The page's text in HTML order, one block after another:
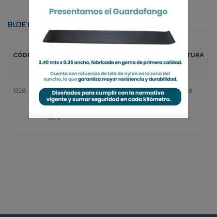
BUJE LANZA HELVÉTICA 96 CON PERNO DE 2"
CÓDIGO
INTERIOR
(mm)
EXTERIOR
ALTURA
1228
BUJE LAN.
HELVÉTICA 96
DE 2"
50,8 70,8 124,8